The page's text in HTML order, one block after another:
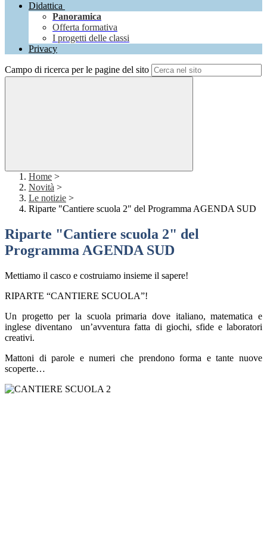
Didattica
Panoramica
Offerta formativa
I progetti delle classi
Privacy
Campo di ricerca per le pagine del sito
Home >
Novità >
Le notizie >
Riparte "Cantiere scuola 2" del Programma AGENDA SUD
Riparte "Cantiere scuola 2" del
Programma AGENDA SUD
Mettiamo il casco e costruiamo insieme il sapere!
RIPARTE “CANTIERE SCUOLA”!
Un progetto per la scuola primaria dove italiano, matematica e
inglese diventano un’avventura fatta di giochi, sfide e laboratori
creativi.
Mattoni di parole enumeri che prendono forma e tante nuove
scoperte…